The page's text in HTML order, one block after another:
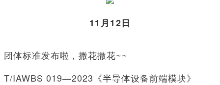
11月12日
团体标准发布啦，撒花撒花~~
T/IAWBS 019—2023《半导体设备前端模块》